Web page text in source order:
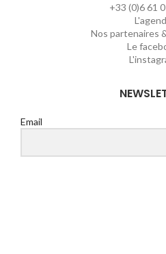
+33 (0)6 61
Nos partenaires
Le
Email